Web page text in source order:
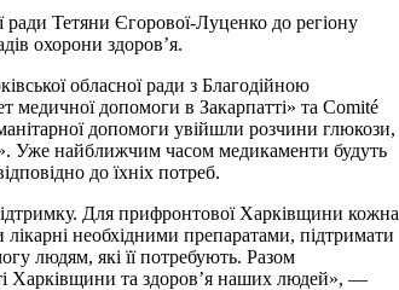
ради Тетяни Єгорової-Луценко до регіону
охорони здоров’я.
обласної ради з Благодійною
медичної допомоги в Закарпатті» та Comité
допомоги увійшли розчини глюкози,
Уже найближчим часом медикаменти будуть
до їхніх потреб.
Для прифронтової Харківщини кожна
необхідними препаратами, підтримати
людям, які її потребують. Разом
Харківщини та здоров’я наших людей», —